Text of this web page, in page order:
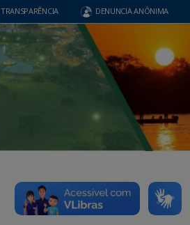
TRANSPARÊNCIA DENUNCIA ANÔNIMA